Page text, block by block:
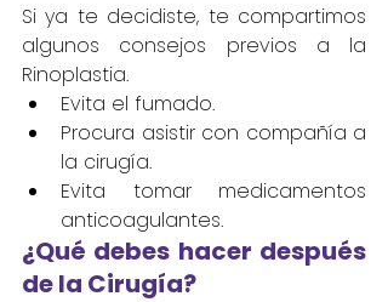
Si ya te decidiste, te compartimos
algunos consejos previos a la
Rinoplastia.
Evita el fumado.
Procura asistir con compañía a
la cirugía.
Evita tomar medicamentos
anticoagulantes.
¿Qué debes hacer después
de la Cirugía?